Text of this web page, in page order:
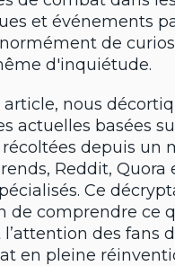
et événements
de
d'inquiétude.
article, nous
actuelles basées
depuis un
Reddit, Quora
Ce
de comprendre ce
des fans
en pleine